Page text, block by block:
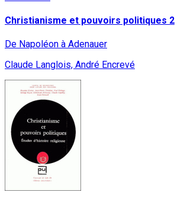
Christianisme et pouvoirs politiques 2
De Napoléon à Adenauer
Claude Langlois, André Encrevé